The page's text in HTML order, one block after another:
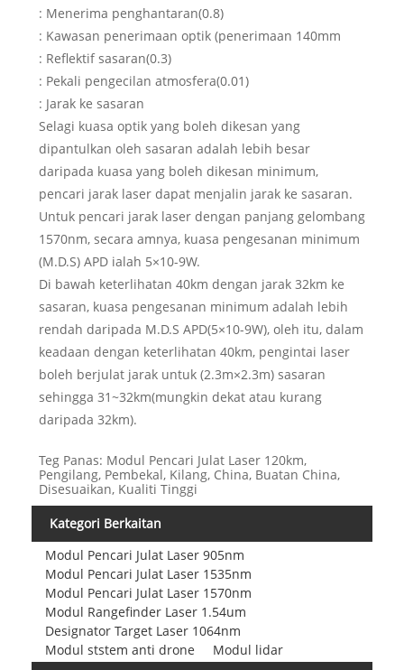
: Menerima penghantaran(0.8)
: Kawasan penerimaan optik (penerimaan 140mm
: Reflektif sasaran(0.3)
: Pekali pengecilan atmosfera(0.01)
: Jarak ke sasaran
Selagi kuasa optik yang boleh dikesan yang
dipantulkan oleh sasaran adalah lebih besar
daripada kuasa yang boleh dikesan minimum,
pencari jarak laser dapat menjalin jarak ke sasaran.
Untuk pencari jarak laser dengan panjang gelombang
1570nm, secara amnya, kuasa pengesanan minimum
(M.D.S) APD ialah 5×10-9W.
Di bawah keterlihatan 40km dengan jarak 32km ke
sasaran, kuasa pengesanan minimum adalah lebih
rendah daripada M.D.S APD(5×10-9W), oleh itu, dalam
keadaan dengan keterlihatan 40km, pengintai laser
boleh berjulat jarak untuk (2.3m×2.3m) sasaran
sehingga 31~32km(mungkin dekat atau kurang
daripada 32km).
Teg Panas: Modul Pencari Julat Laser 120km,
Pengilang, Pembekal, Kilang, China, Buatan China,
Disesuaikan, Kualiti Tinggi
Kategori Berkaitan
Modul Pencari Julat Laser 905nm
Modul Pencari Julat Laser 1535nm
Modul Pencari Julat Laser 1570nm
Modul Rangefinder Laser 1.54um
Designator Target Laser 1064nm
Modul ststem anti drone
Modul lidar